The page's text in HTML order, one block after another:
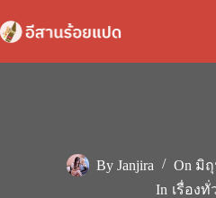
to
content
By Janjira On มิถุ
In เรื่องทั่